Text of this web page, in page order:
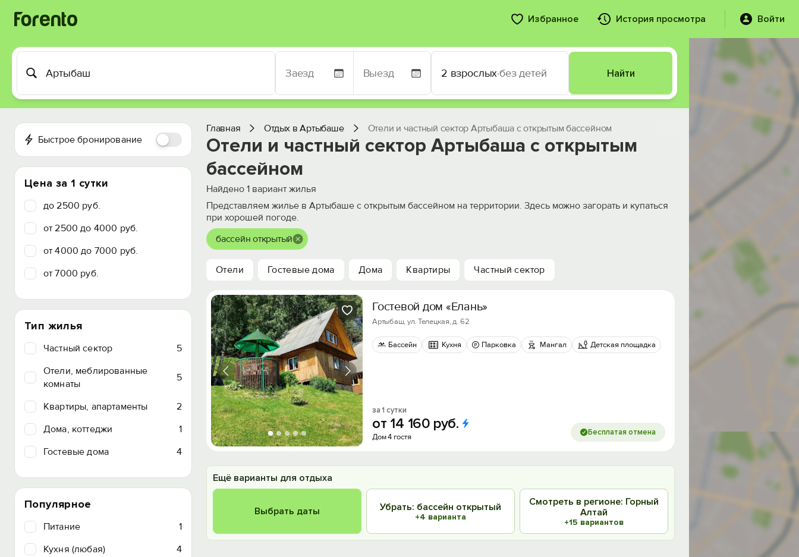
Избранное История просмотра Войти
2 взрослых·без детей Найти
Быстрое бронирование
Цена за 1 сутки
до 2500 руб.
от 2500 до 4000 руб.
от 4000 до 7000 руб.
от 7000 руб.
Тип жилья
Частный сектор
5
Отели, меблированные
комнаты
5
Квартиры, апартаменты
2
Дома, коттеджи
1
Гостевые дома
4
Популярное
Питание
1
Кухня (любая)
4
Главная Отдых в Артыбаше Отели и частный сектор Артыбаша с открытым бассейном
Отели и частный сектор Артыбаша с открытым
бассейном
Найдено 1 вариант жилья
Представляем жилье в Артыбаше с открытым бассейном на территории. Здесь можно загорать и купаться
при хорошей погоде.
бассейн открытый
Отели Гостевые дома Дома Квартиры Частный сектор
Гостевой дом «Елань»
Артыбаш, ул. Телецкая, д. 62
Бассейн Кухня Парковка Мангал Детская площадка
за 1 сутки
от 14 160 руб.
Дом 4 гостя Бесплатая отмена
Ещё варианты для отдыха
Выбрать даты Убрать: бассейн открытый
+4 варианта
Смотреть в регионе: Горный
Алтай
+15 вариантов